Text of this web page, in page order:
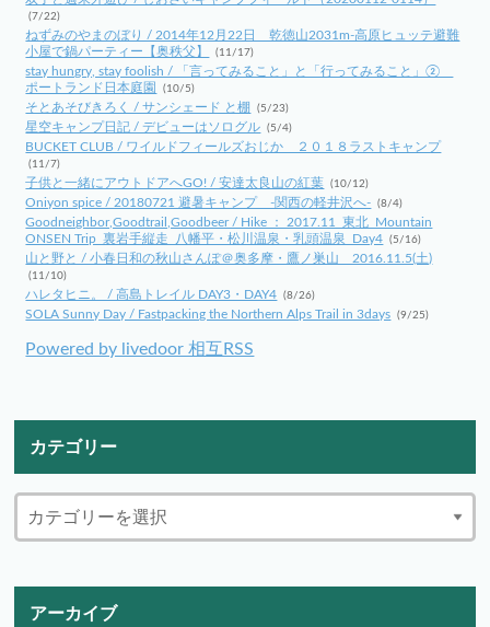
(7/22)
ねずみのやまのぼり / 2014年12月22日 乾徳山2031m-高原ヒュッテ避難
小屋で鍋パーティー【奥秩父】
(11/17)
stay hungry, stay foolish / 「言ってみること」と「行ってみること」②
ポートランド日本庭園
(10/5)
そとあそびきろく / サンシェード と棚 (5/23)
星空キャンプ日記 / デビューはソログル (5/4)
BUCKET CLUB / ワイルドフィールズおじか ２０１８ラストキャンプ
(11/7)
子供と一緒にアウトドアへGO! / 安達太良山の紅葉 (10/12)
Oniyon spice / 20180721 避暑キャンプ -関西の軽井沢へ- (8/4)
Goodneighbor,Goodtrail,Goodbeer / Hike ： 2017.11_東北_Mountain
ONSEN Trip_裏岩手縦走_八幡平・松川温泉・乳頭温泉_Day4 (5/16)
山と野と / 小春日和の秋山さんぽ＠奥多摩・鷹ノ巣山 2016.11.5(土)
(11/10)
ハレタヒニ。 / 高島トレイル DAY3・DAY4 (8/26)
SOLA Sunny Day / Fastpacking the Northern Alps Trail in 3days (9/25)
Powered by livedoor 相互RSS
カテゴリー
アーカイブ